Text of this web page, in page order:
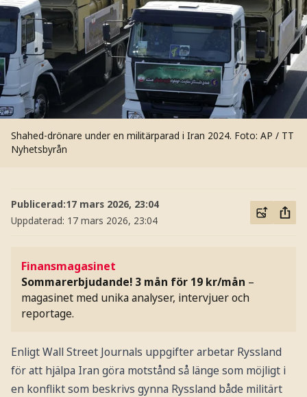
Shahed-drönare under en militärparad i Iran 2024. Foto: AP / TT
Nyhetsbyrån
Publicerad:17 mars 2026, 23:04
Uppdaterad: 17 mars 2026, 23:04
Finansmagasinet
Sommarerbjudande! 3 mån för 19 kr/mån –
magasinet med unika analyser, intervjuer och
reportage.
Enligt Wall Street Journals uppgifter arbetar Ryssland
för att hjälpa Iran göra motstånd så länge som möjligt i
en konflikt som beskrivs gynna Ryssland både militärt